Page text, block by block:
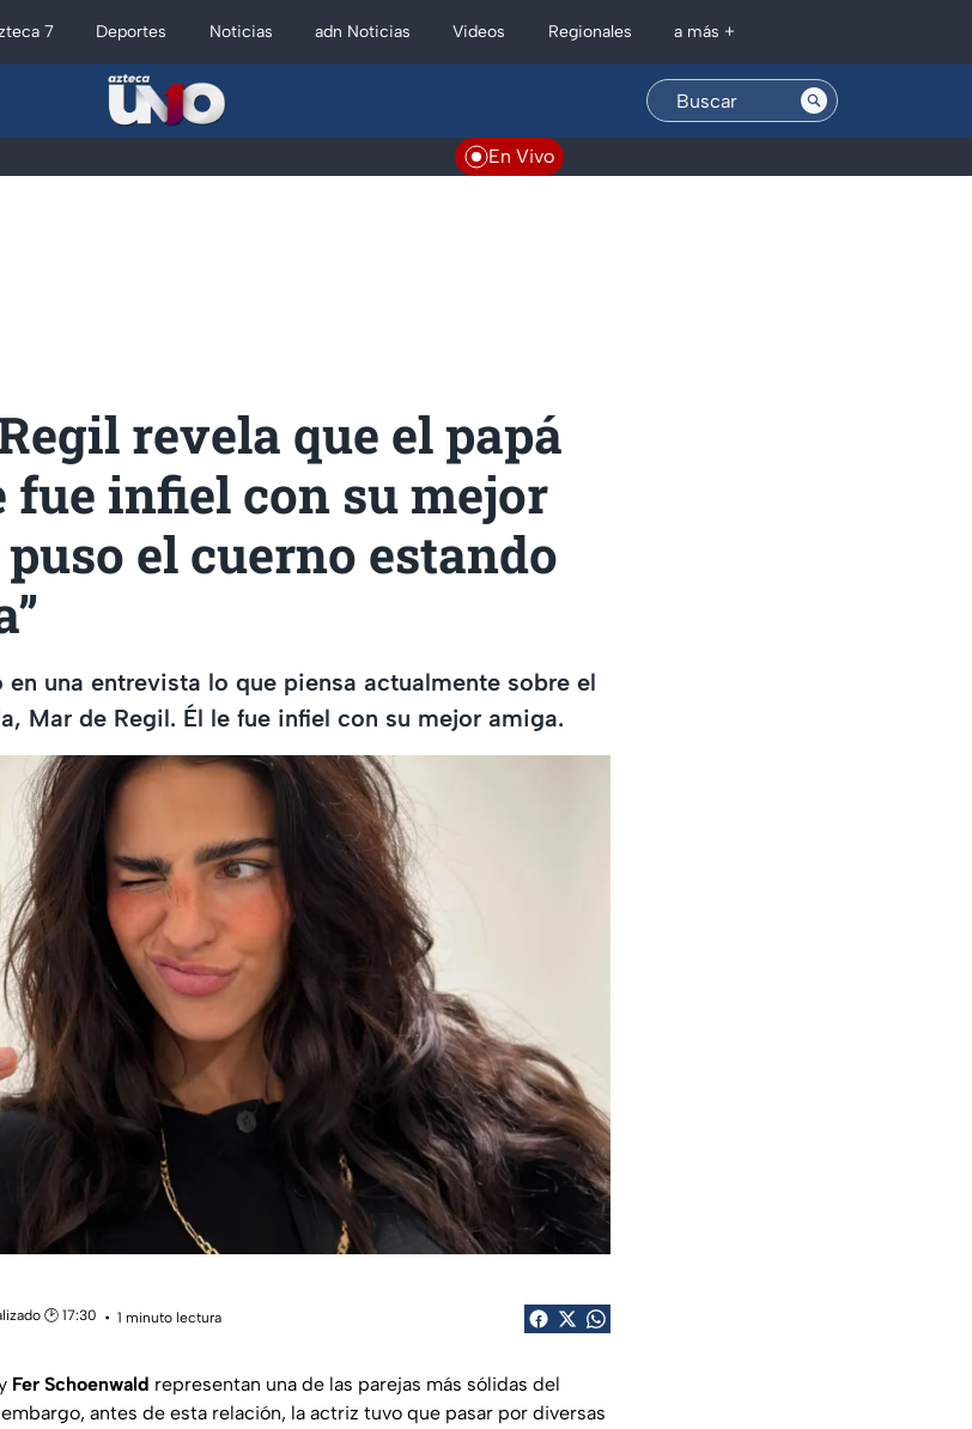
7 Deportes Noticias adn Noticias Videos Regionales a más +
En Vivo
revela que el papá
fue infiel con su mejor
el cuerno estando
en una entrevista lo que piensa actualmente sobre el
Mar de Regil. Él le fue infiel con su mejor amiga.
🕑 17:30
1 minuto lectura
Fer Schoenwald representan una de las parejas más sólidas del
antes de esta relación, la actriz tuvo que pasar por diversas